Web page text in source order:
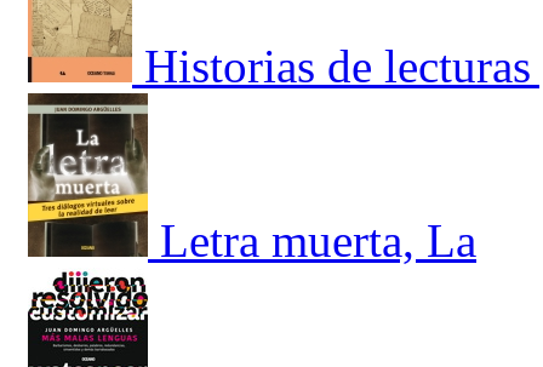
Historias de
Letra muerta, La